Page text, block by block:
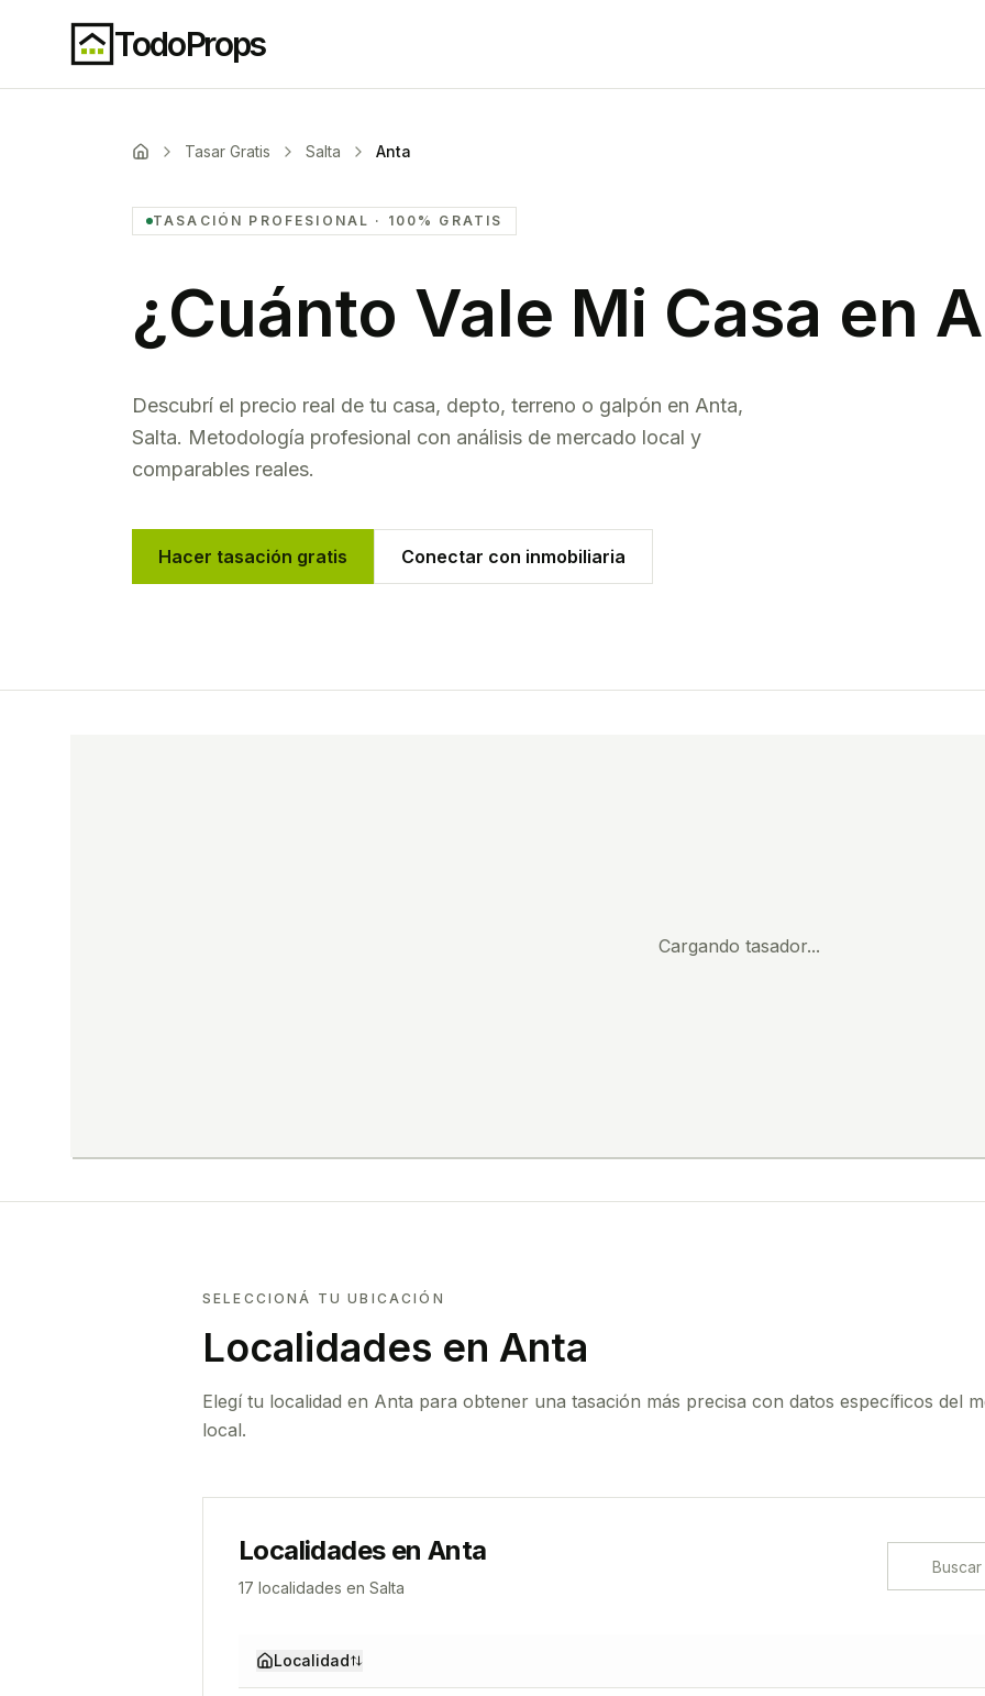
TodoProps
Tasar Gratis Salta Anta
TASACIÓN PROFESIONAL · 100% GRATIS
¿Cuánto Vale Mi Casa en
Descubrí el precio real de tu casa, depto, terreno o galpón en Anta,
Salta. Metodología profesional con análisis de mercado local y
comparables reales.
Hacer tasación gratis Conectar con inmobiliaria
Cargando tasador...
SELECCIONÁ TU UBICACIÓN
Localidades en Anta
Elegí tu localidad en Anta para obtener una tasación más precisa con datos específicos del
local.
Localidades en Anta
17 localidades en Salta
Localidad